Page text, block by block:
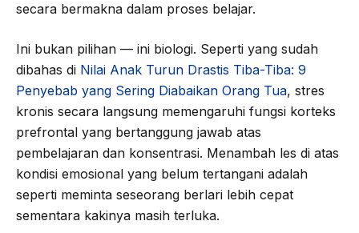
secara bermakna dalam proses belajar.
Ini bukan pilihan — ini biologi. Seperti yang sudah
dibahas di Nilai Anak Turun Drastis Tiba-Tiba: 9
Penyebab yang Sering Diabaikan Orang Tua, stres
kronis secara langsung memengaruhi fungsi korteks
prefrontal yang bertanggung jawab atas
pembelajaran dan konsentrasi. Menambah les di atas
kondisi emosional yang belum tertangani adalah
seperti meminta seseorang berlari lebih cepat
sementara kakinya masih terluka.